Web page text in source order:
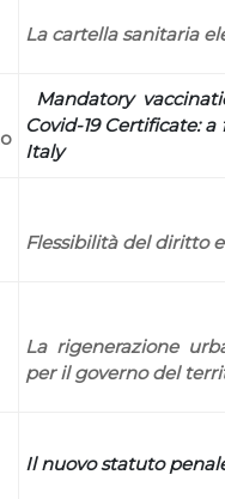
La cartella sanitaria
Mandatory
Covid-19 Certificate:
Italy
Flessibilità del diritto
La rigenerazione
per il governo del
Il nuovo statuto